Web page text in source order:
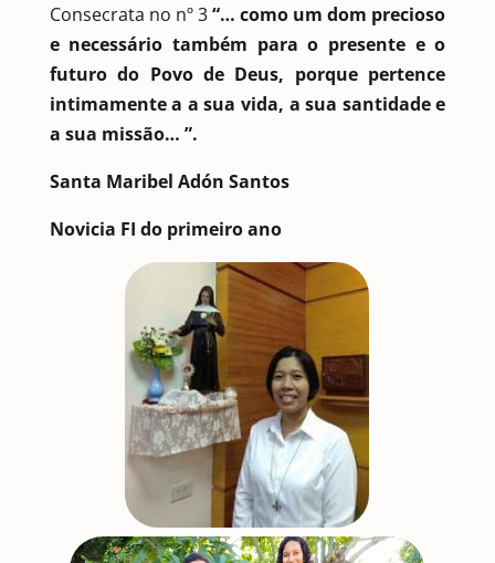
Consecrata no nº 3“… como um dom precioso
e necessário também para o presente e o
futuro do Povo de Deus, porque pertence
intimamente a a sua vida, a sua santidade e
a sua missão… ”.
Santa Maribel Adón Santos
Novicia FI do primeiro ano